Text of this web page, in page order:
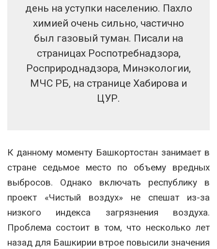
день на уступки населению. Пахло
химией очень сильно, частично
был газовый туман. Писали на
страницах Роспотребнадзора,
Росприроднадзора, Минэкологии,
МЧС РБ, на странице Хабирова и
ЦУР.
К данному моменту Башкортостан занимает в
стране седьмое место по объему вредных
выбросов. Однако включать республику в
проект «Чистый воздух» не спешат из-за
низкого индекса загрязнения воздуха.
Проблема состоит в том, что несколько лет
назад для Башкирии втрое повысили значения